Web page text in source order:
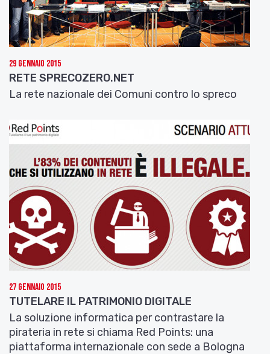
29 Gennaio 2015
RETE SPRECOZERO.NET
La rete nazionale dei Comuni contro lo spreco
27 Gennaio 2015
TUTELARE IL PATRIMONIO DIGITALE
La soluzione informatica per contrastare la
pirateria in rete si chiama Red Points: una
piattaforma internazionale con sede a Bologna